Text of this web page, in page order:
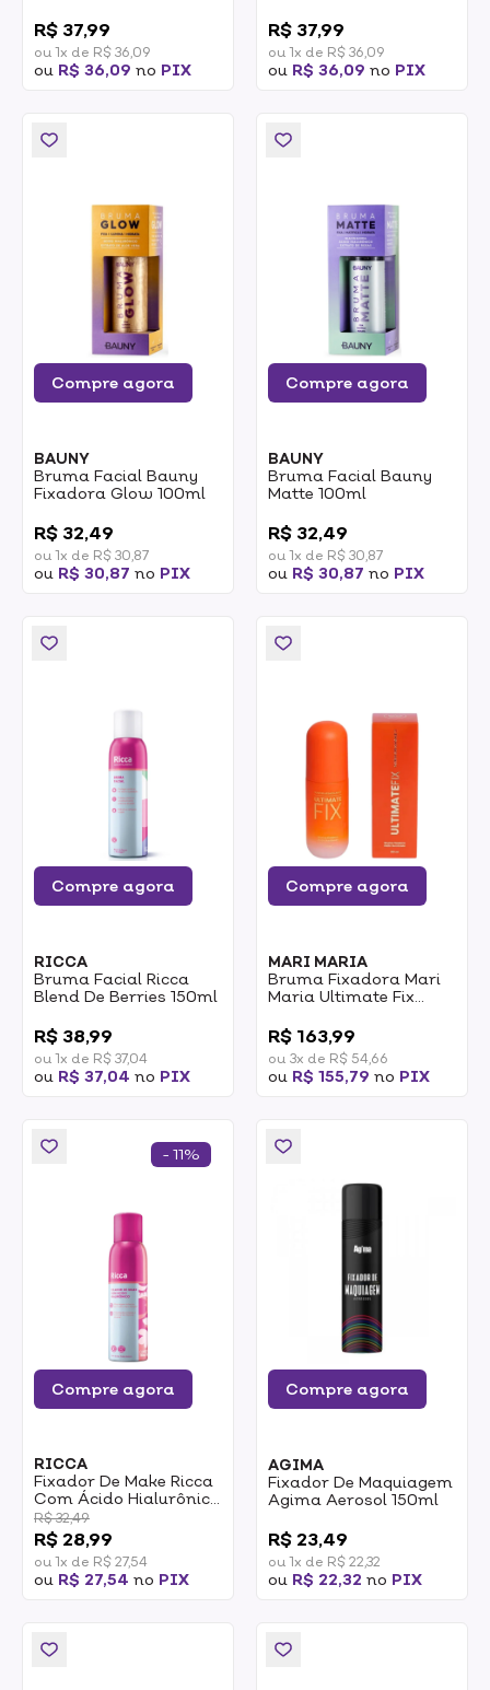
R$ 37,99
ou 1x de R$ 36,09
ou R$ 36,09 no PIX
R$ 37,99
ou 1x de R$ 36,09
ou R$ 36,09 no PIX
Compre agora
BAUNY
Bruma Facial Bauny
Fixadora Glow 100ml
R$ 32,49
ou 1x de R$ 30,87
ou R$ 30,87 no PIX
Compre agora
BAUNY
Bruma Facial Bauny
Matte 100ml
R$ 32,49
ou 1x de R$ 30,87
ou R$ 30,87 no PIX
Compre agora
RICCA
Bruma Facial Ricca
Blend De Berries 150ml
R$ 38,99
ou 1x de R$ 37,04
ou R$ 37,04 no PIX
Compre agora
MARI MARIA
Bruma Fixadora Mari
Maria Ultimate Fix
R$ 163,99
ou 3x de R$ 54,66
ou R$ 155,79 no PIX
Compre agora
RICCA
Fixador De Make Ricca
Com Ácido Hialurônico
150ml
R$ 32,49
R$ 28,99
ou 1x de R$ 27,54
ou R$ 27,54 no PIX
- 11%
Compre agora
AGIMA
Fixador De Maquiagem
Agima Aerosol 150ml
R$ 23,49
ou 1x de R$ 22,32
ou R$ 22,32 no PIX